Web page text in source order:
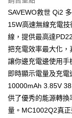
【注意事項】
1.本服務係由「台灣大
用戶於交易時，得透
2.基於同意付款使用「
資料（包含姓名、電
由本公司與您本人進
3.完整用戶服務條款，
ATM／網路銀行／等
※ 請注意：結帳手續
購買商品的店家。未
後付繳納相關費用。
是否繳費成功／繳費後
客戶支援中心」
【注意事項】
１．透過由恩沛科技
易，需依本服務之必要
權轉讓予恩沛科技股份
２．關於個人資料處理
SAVEWO救世 Qi2
15W高速無線充電
線，提供最高達
把充電效率最大化，
讓你邊充電邊使用
即時顯示電量及充
10000mAh 3.85V
供了優秀的能源轉
量。MC1002Q2真正